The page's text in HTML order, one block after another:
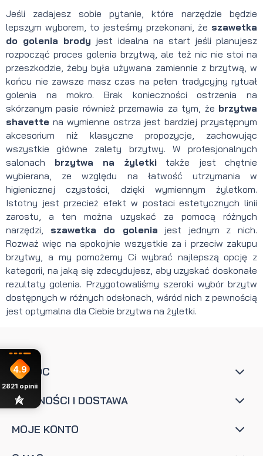
Jeśli zadajesz sobie pytanie, które narzędzie będzie
lepszym wyborem, to jesteśmy przekonani, że szawetka
do golenia brody jest idealna na start jeśli planujesz
rozpocząć proces golenia brzytwą, ale też nic nie stoi na
przeszkodzie, żeby była używana zamiennie z brzytwą, w
końcu nie zawsze masz czas na pełen tradycyjny rytuał
golenia na mokro. Brak konieczności ostrzenia na
skórzanym pasie również przemawia za tym, że brzytwa
shavette na wymienne ostrza jest bardziej przystępnym
akcesorium niż klasyczne propozycje, zachowując
wszystkie główne zalety brzytwy. W profesjonalnych
salonach brzytwa na żyletkitakże jest chętnie
wybierana, ze względu na łatwość utrzymania w
higienicznej czystości, dzięki wymiennym żyletkom.
Istotny jest przecież efekt w postaci estetycznych linii
zarostu, a ten można uzyskać za pomocą różnych
narzędzi, szawetka do golenia jest jednym z nich.
Rozważ więc na spokojnie wszystkie za i przeciw zakupu
brzytwy, a my pomożemy Ci wybrać najlepszą opcję z
kategorii, na jaką się zdecydujesz, aby uzyskać doskonałe
rezultaty golenia. Przygotowaliśmy szeroki wybór brzytw
dostępnych w różnych odsłonach, wśród nich z pewnością
jest optymalna dla Ciebie brzytwa na żyletki.
POMOC
PŁATNOŚCI I DOSTAWA
MOJE KONTO
4.9
2821 opinii